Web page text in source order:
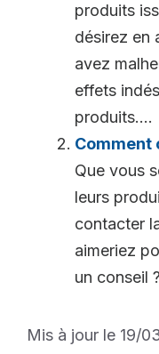
produits
désirez en
avez
effets
produits....
Comment
Que vous
leurs
contacter
aimeriez
un conseil
Mis à jour le 19/